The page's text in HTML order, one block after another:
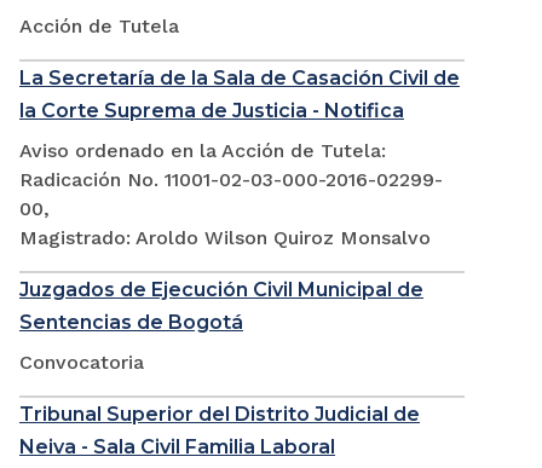
Acción de Tutela
La Secretaría de la Sala de Casación Civil de
la Corte Suprema de Justicia - Notifica
Aviso ordenado en la Acción de Tutela:
Radicación No. 11001-02-03-000-2016-02299-
00,
Magistrado: Aroldo Wilson Quiroz Monsalvo
Juzgados de Ejecución Civil Municipal de
Sentencias de Bogotá
Convocatoria
Tribunal Superior del Distrito Judicial de
Neiva - Sala Civil Familia Laboral